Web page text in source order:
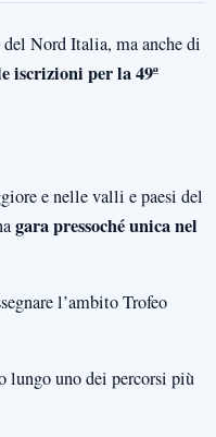
del Nord Italia, ma anche di
iscrizioni per la 49ª
e nelle valli e paesi del
gara pressoché unica nel
l’ambito Trofeo
lungo uno dei percorsi più